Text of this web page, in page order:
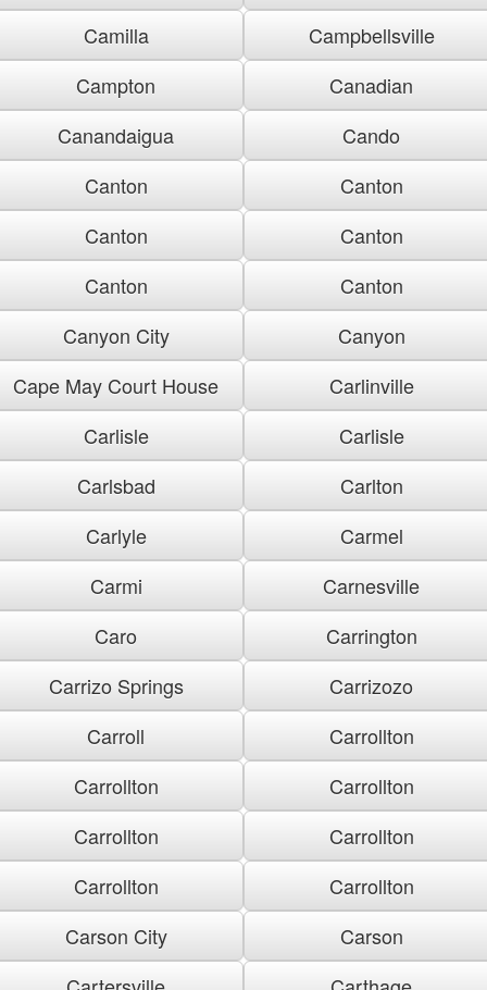
Camilla
Campbellsville
Campton
Canadian
Canandaigua
Cando
Canton
Canton
Canton
Canton
Canton
Canton
Canyon City
Canyon
Cape May Court House
Carlinville
Carlisle
Carlisle
Carlsbad
Carlton
Carlyle
Carmel
Carmi
Carnesville
Caro
Carrington
Carrizo Springs
Carrizozo
Carroll
Carrollton
Carrollton
Carrollton
Carrollton
Carrollton
Carrollton
Carrollton
Carson City
Carson